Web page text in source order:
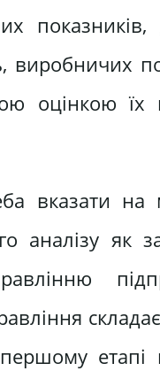
показників,
виробничих
оцінкою їх
вказати на
аналізу як
етапі